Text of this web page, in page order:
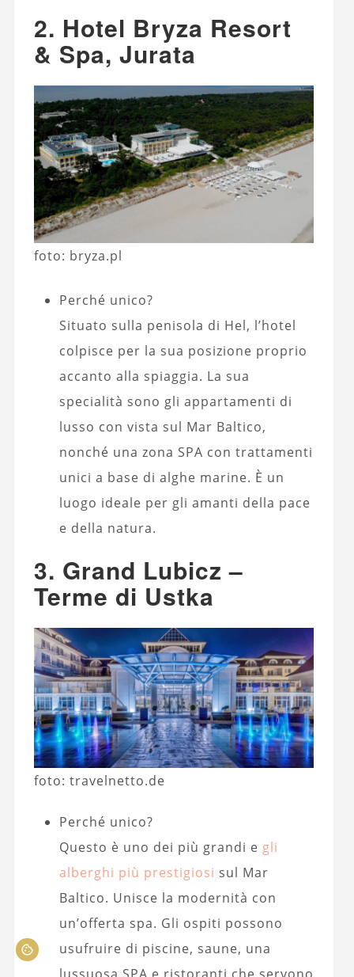
2. Hotel Bryza Resort
& Spa, Jurata
foto: bryza.pl
Perché unico?
Situato sulla penisola di Hel, l’hotel
colpisce per la sua posizione proprio
accanto alla spiaggia. La sua
specialità sono gli appartamenti di
lusso con vista sul Mar Baltico,
nonché una zona SPA con trattamenti
unici a base di alghe marine. È un
luogo ideale per gli amanti della pace
e della natura.
3. Grand Lubicz –
Terme di Ustka
foto: travelnetto.de
Perché unico?
Questo è uno dei più grandi e gli
alberghi più prestigiosi sul Mar
Baltico. Unisce la modernità con
un’offerta spa. Gli ospiti possono
usufruire di piscine, saune, una